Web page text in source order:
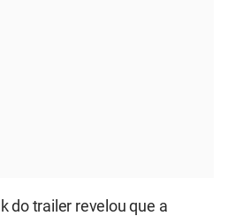
do trailer revelou que a